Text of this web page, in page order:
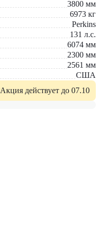
3800 мм
6973 кг
Perkins
131 л.с.
6074 мм
2300 мм
2561 мм
США
Акция действует до 07.10